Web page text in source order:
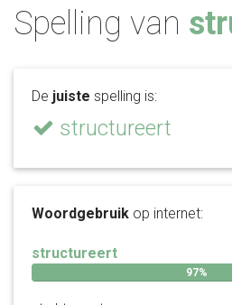
Spelling van
De juiste spelling is:
structureert
Woordgebruik op internet:
structureert
97%